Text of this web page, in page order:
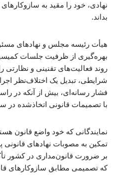
نهادی، خود را مقید به
بداند.
هیأت رئیسه مجلس و نهادهای
بهره‌گیری از ظرفیت جلسات
روند فعالیت‌های تقنینی و نظارتی
شرایطی، تبدیل یک اختلاف‌نظر
فشار رسانه‌ای، بیش از آنکه در
با تصمیمات قانونی اتخاذشده در
نمایندگانی که خود واضع قانون
تمکین به مصوبات نهادهای
بر ضرورت قانون‌مداری در کشور
که تصمیمی مطابق سازوکارهای